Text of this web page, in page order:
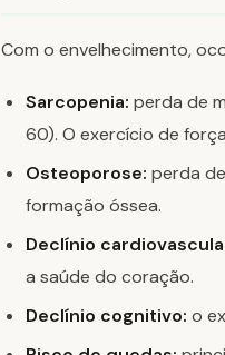
Com o envelhecimento,
Sarcopenia: perda de
60). O exercício de
Osteoporose: perda
formação óssea.
Declínio
a saúde do coração.
Declínio cognitivo: o